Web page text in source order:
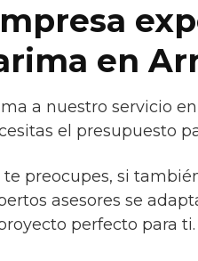
en
a nuestro servicio
el presupuesto
te preocupes, si
asesores se
perfecto para ti.